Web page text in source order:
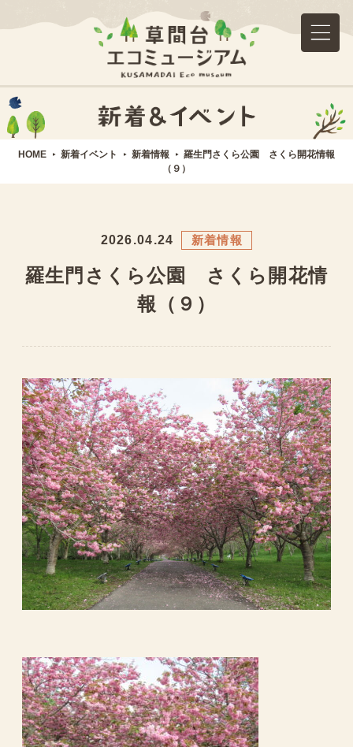
HOME 新着イベント 新着情報
羅生門さくら公園 さくら開花情報
（９）
2026.04.24 新着情報
羅生門さくら公園 さくら開花情
報（９）